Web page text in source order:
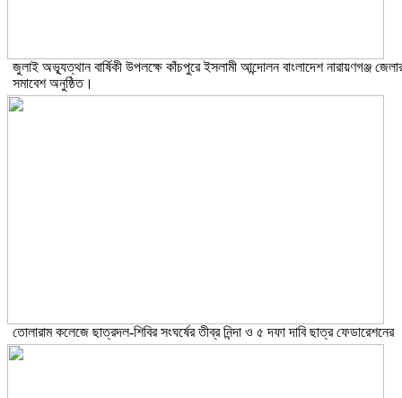
জুলাই অভ্যূত্থান বার্ষিকী উপলক্ষে কাঁচপুরে ইসলামী আন্দোলন বাংলাদেশ নারায়ণগঞ্জ
সমাবেশ অনুষ্ঠিত।
তোলারাম কলেজে ছাত্রদল-শিবির সংঘর্ষের তীব্র নিন্দা ও ৫ দফা দাবি ছাত্র ফেডারেশনের